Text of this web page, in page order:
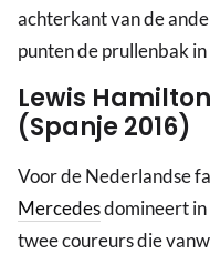
achterkant van de
punten de prullenbak in
Lewis
(Spanje 2016)
Voor de Nederlandse
Mercedesdomineert
twee coureurs die